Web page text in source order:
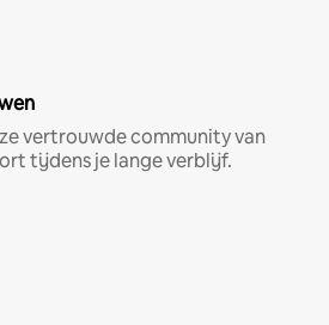
vertrouwde community van
tijdens je lange verblijf.